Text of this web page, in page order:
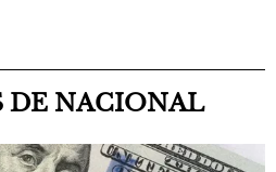
DE NACIONAL